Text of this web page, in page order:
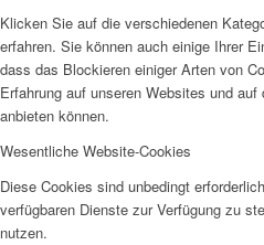
Klicken Sie auf die verschiedenen
erfahren. Sie können auch einige Ihrer
dass das Blockieren einiger Arten von
Erfahrung auf unseren Websites und
anbieten können.
Wesentliche Website-Cookies
Diese Cookies sind unbedingt
verfügbaren Dienste zur Verfügung zu
nutzen.